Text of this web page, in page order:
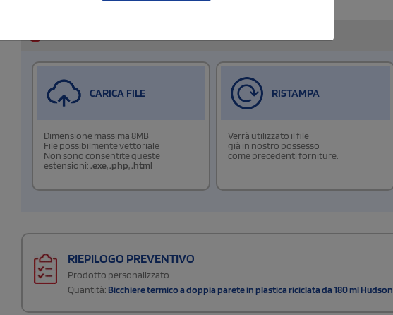
CARICA FILE
Dimensione massima 8MB
File possibilmente vettoriale
Non sono consentite queste
estensioni: .exe,.php,.html
RISTAMPA
Verrà utilizzato il file
già in nostro possesso
come precedenti forniture.
RIEPILOGO PREVENTIVO
Prodotto personalizzato
Quantità: Bicchiere termico a doppia parete in plastica riciclata da 180 ml Hudson